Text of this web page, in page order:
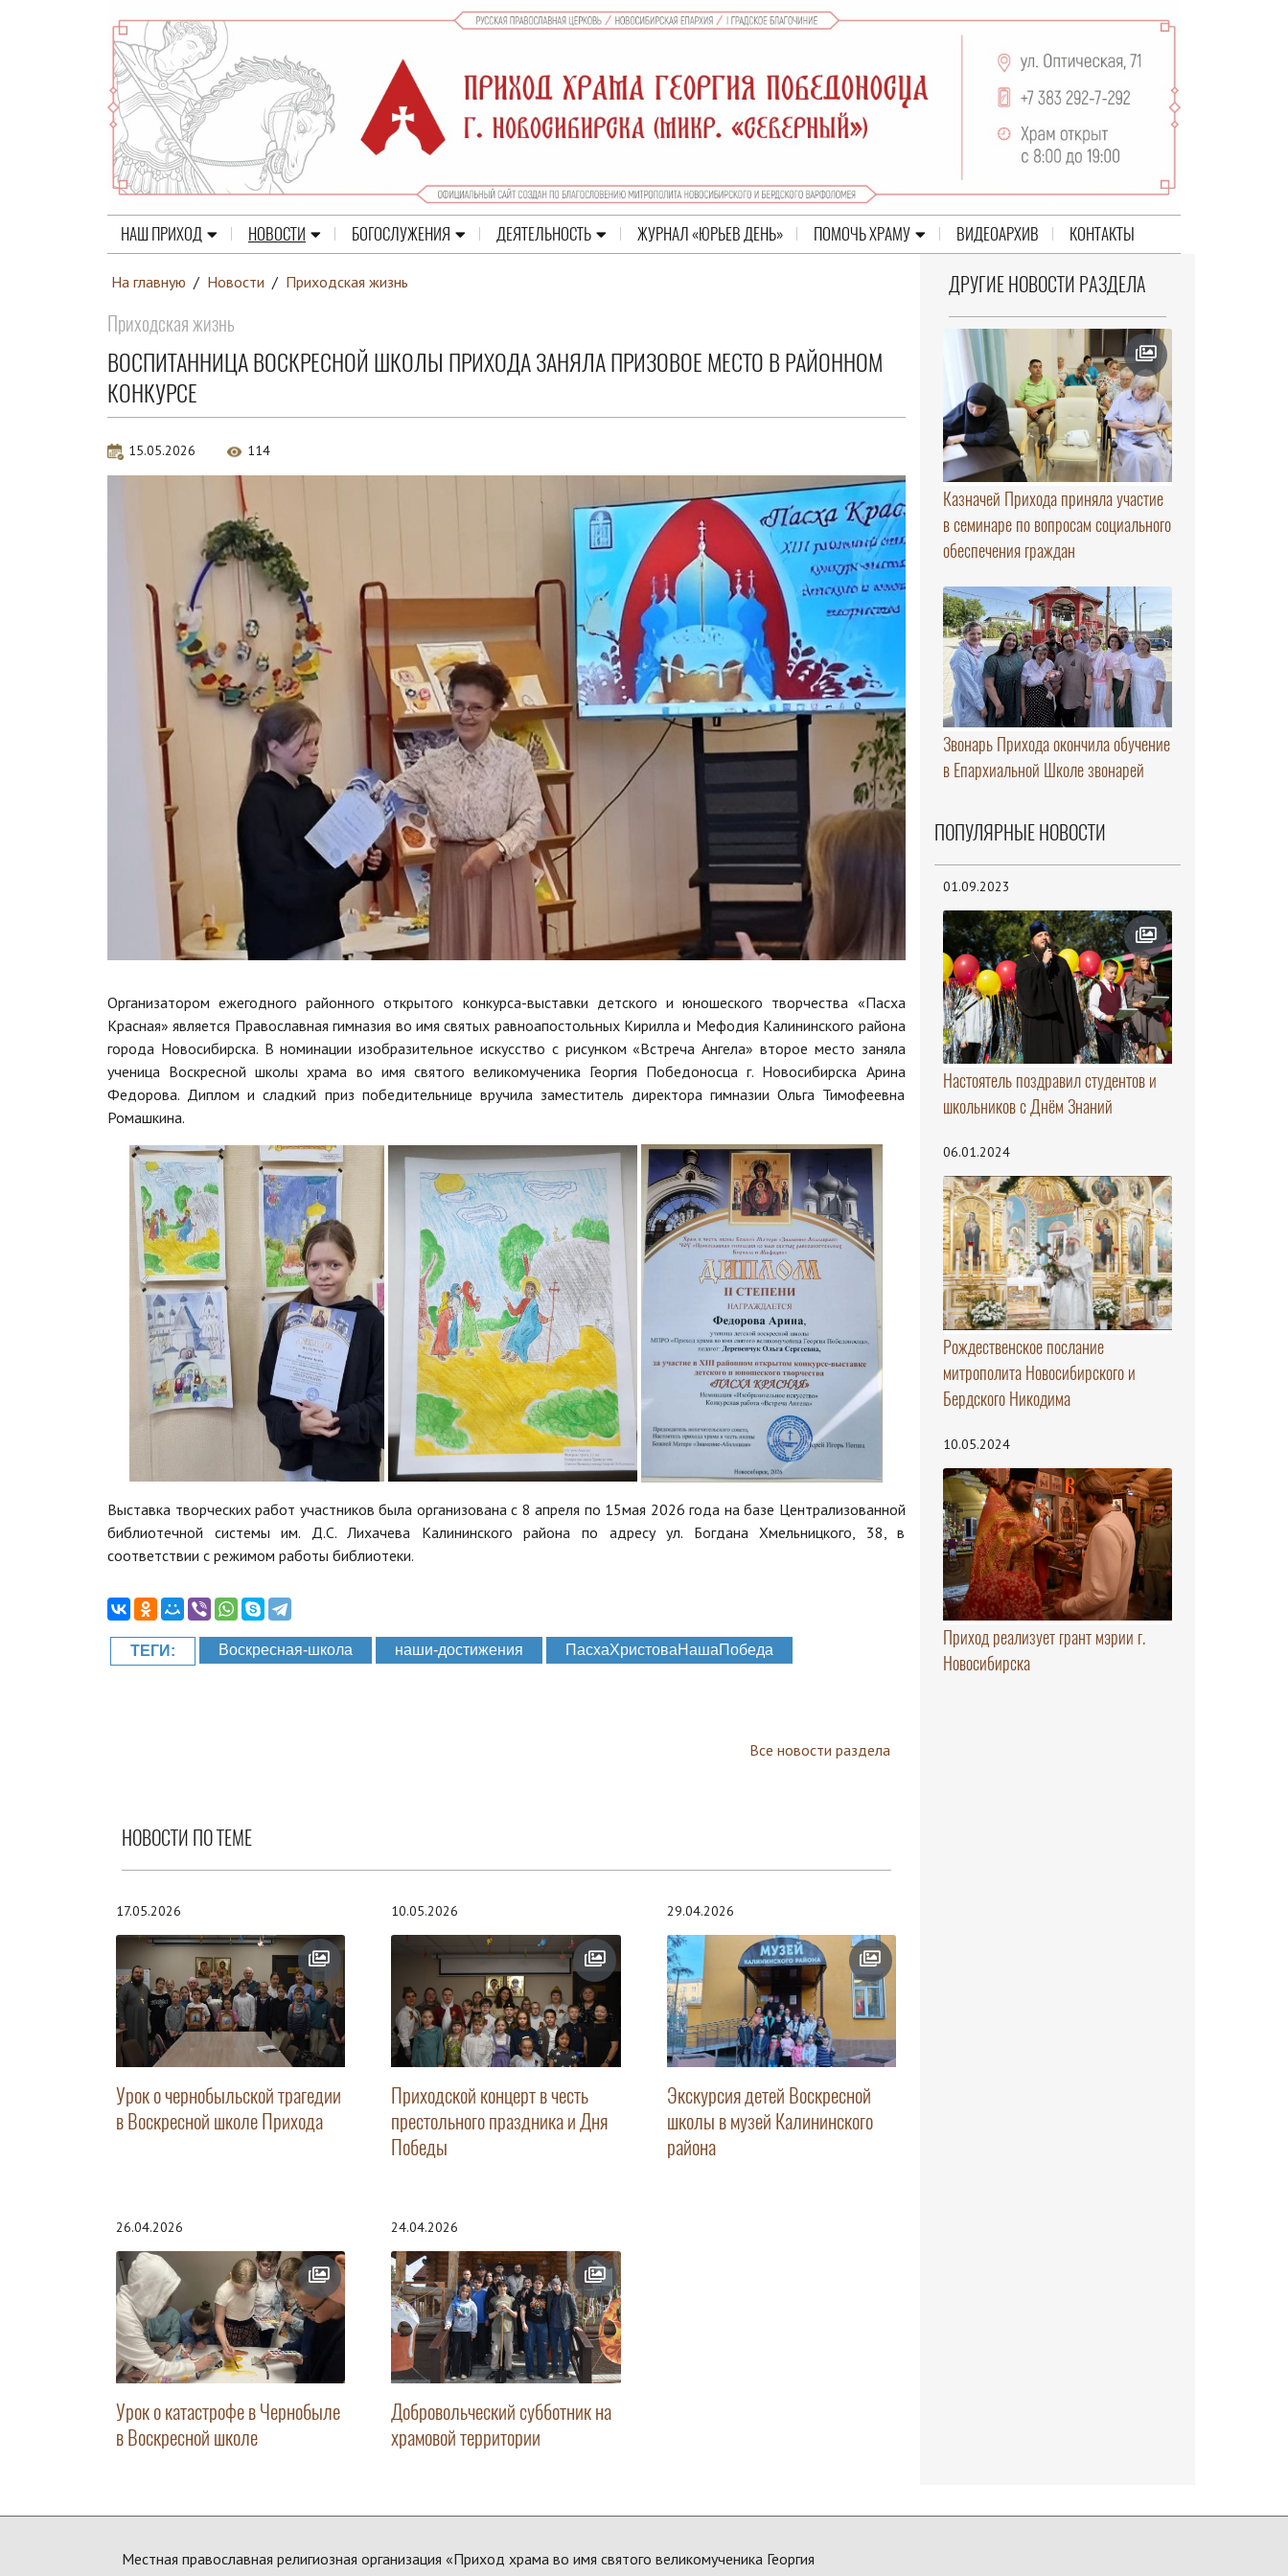
НАШ ПРИХОД НОВОСТИ БОГОСЛУЖЕНИЯ ДЕЯТЕЛЬНОСТЬ ЖУРНАЛ «ЮРЬЕВ ДЕНЬ» ПОМОЧЬ ХРАМУ ВИДЕОАРХИВ КОНТАКТЫ
На главную / Новости / Приходская жизнь
Приходская жизнь
ВОСПИТАННИЦА ВОСКРЕСНОЙ ШКОЛЫ ПРИХОДА ЗАНЯЛА ПРИЗОВОЕ МЕСТО В РАЙОННОМ
КОНКУРСЕ
15.05.2026 114
Организатором ежегодного районного открытого конкурса-выставки детского и юношеского творчества «Пасха
Красная» является Православная гимназия во имя святых равноапостольных Кирилла и Мефодия Калининского района
города Новосибирска. В номинации изобразительное искусство с рисунком «Встреча Ангела» второе место заняла
ученица Воскресной школы храма во имя святого великомученика Георгия Победоносца г. Новосибирска Арина
Федорова. Диплом и сладкий приз победительнице вручила заместитель директора гимназии Ольга Тимофеевна
Ромашкина.
Выставка творческих работ участников была организована с 8 апреля по 15мая 2026 года на базе Централизованной
библиотечной системы им. Д.С. Лихачева Калининского района по адресу ул. Богдана Хмельницкого, 38, в
соответствии с режимом работы библиотеки.
ТЕГИ: Воскресная-школа наши-достижения ПасхаХристоваНашаПобеда
Все новости раздела
НОВОСТИ ПО ТЕМЕ
17.05.2026
Урок о чернобыльской трагедии
в Воскресной школе Прихода
10.05.2026
Приходской концерт в честь
престольного праздника и Дня
Победы
29.04.2026
Экскурсия детей Воскресной
школы в музей Калининского
района
26.04.2026
Урок о катастрофе в Чернобыле
в Воскресной школе
24.04.2026
Добровольческий субботник на
храмовой территории
ДРУГИЕ НОВОСТИ РАЗДЕЛА
Казначей Прихода приняла участие
в семинаре по вопросам социального
обеспечения граждан
Звонарь Прихода окончила обучение
в Епархиальной Школе звонарей
ПОПУЛЯРНЫЕ НОВОСТИ
01.09.2023
Настоятель поздравил студентов и
школьников с Днём Знаний
06.01.2024
Рождественское послание
митрополита Новосибирского и
Бердского Никодима
10.05.2024
Приход реализует грант мэрии г.
Новосибирска
Местная православная религиозная организация «Приход храма во имя святого великомученика Георгия